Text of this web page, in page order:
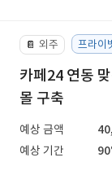
📔 외주 프라이
카페24 연동
몰 구축
예상 금액
예상 기간
90